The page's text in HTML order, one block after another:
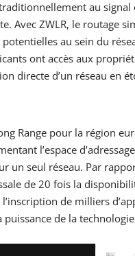
au signal
Avec ZWLR, le routage
au sein du
ont accès aux
directe d’un réseau en
Range pour la région
l’espace
un seul réseau. Par
de 20 fois la
de milliers
de la